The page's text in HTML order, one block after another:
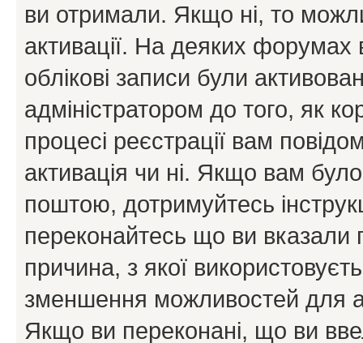
ви отримали. Якщо ні, то
активації. На деяких форумах
облікові записи були
адміністратором до того, як
процесі реєстрації вам
активація чи ні. Якщо вам
поштою, дотримуйтесь
переконайтесь що ви
причина, з якої
зменшення можливостей для
Якщо ви переконані, що ви